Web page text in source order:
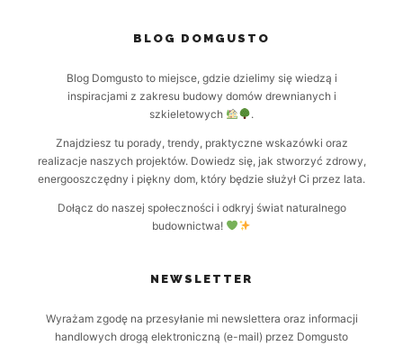
BLOG DOMGUSTO
Blog Domgusto to miejsce, gdzie dzielimy się wiedzą i
inspiracjami z zakresu budowy domów drewnianych i
szkieletowych
.
Znajdziesz tu porady, trendy, praktyczne wskazówki oraz
realizacje naszych projektów. Dowiedz się, jak stworzyć zdrowy,
energooszczędny i piękny dom, który będzie służył Ci przez lata.
Dołącz do naszej społeczności i odkryj świat naturalnego
budownictwa!
NEWSLETTER
Wyrażam zgodę na przesyłanie mi newslettera oraz informacji
handlowych drogą elektroniczną (e-mail) przez Domgusto